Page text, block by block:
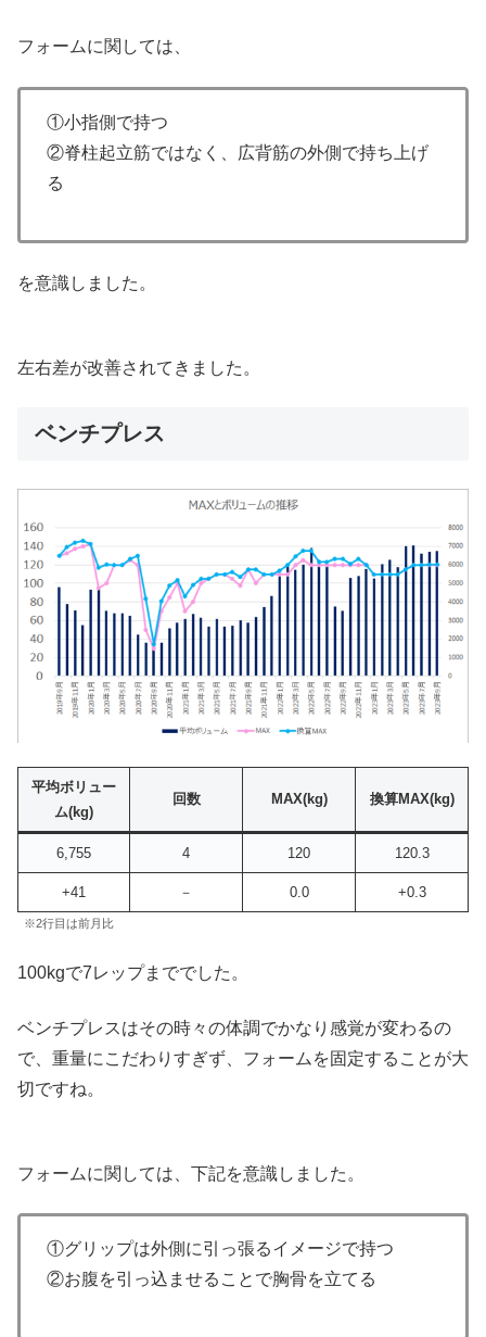
フォームに関しては、
①小指側で持つ
②脊柱起立筋ではなく、広背筋の外側で持ち上げ
る
を意識しました。
左右差が改善されてきました。
ベンチプレス
平均ボリュー
ム(kg)
回数 MAX(kg) 換算MAX(kg)
6,755 4 120 120.3
+41 － 0.0 +0.3
※2行目は前月比
100kgで7レップまででした。
ベンチプレスはその時々の体調でかなり感覚が変わるの
で、重量にこだわりすぎず、フォームを固定することが大
切ですね。
フォームに関しては、下記を意識しました。
①グリップは外側に引っ張るイメージで持つ
②お腹を引っ込ませることで胸骨を立てる